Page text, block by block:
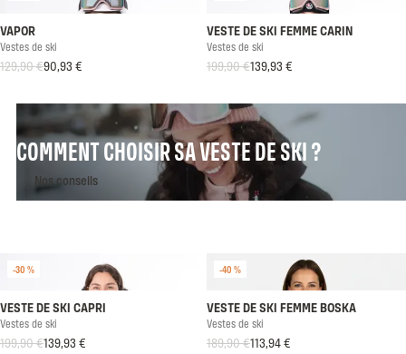
VAPOR
Vestes de ski
Prix habituel
129,90 €
Prix soldé90,93 €
VESTE DE SKI FEMME CARIN
Vestes de ski
Prix habituel
199,90 €
Prix soldé139,93 €
VESTE DE SKI CAPRI
Vestes de ski
Prix habituel
199,90 €
Prix soldé139,93 €
-30 %
VESTE DE SKI FEMME BOSKA
Vestes de ski
Prix habituel
189,90 €
Prix soldé113,94 €
-40 %
COMMENT CHOISIR SA VESTE DE SKI ?
Nos conseils